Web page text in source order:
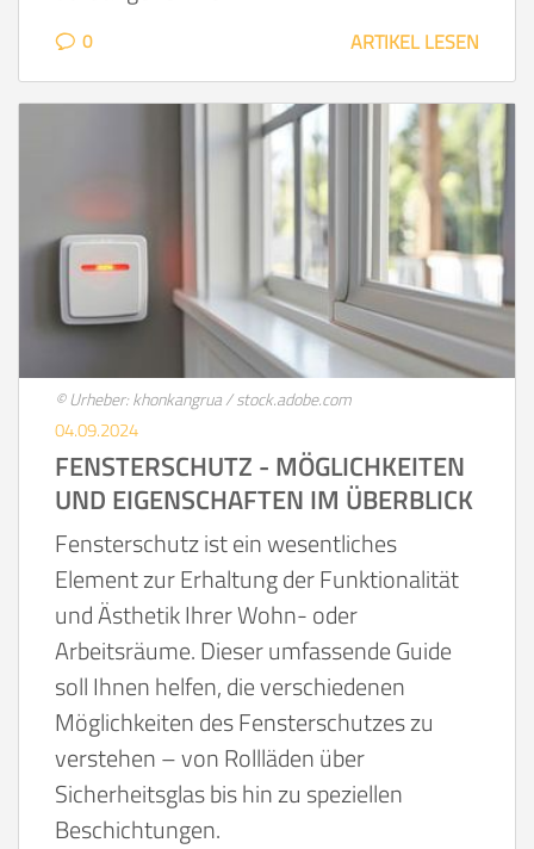
ARTIKEL LESEN
0
© Urheber: khonkangrua / stock.adobe.com
04.09.2024
FENSTERSCHUTZ - MÖGLICHKEITEN
UND EIGENSCHAFTEN IM ÜBERBLICK
Fensterschutz ist ein wesentliches
Element zur Erhaltung der Funktionalität
und Ästhetik Ihrer Wohn- oder
Arbeitsräume. Dieser umfassende Guide
soll Ihnen helfen, die verschiedenen
Möglichkeiten des Fensterschutzes zu
verstehen – von Rollläden über
Sicherheitsglas bis hin zu speziellen
Beschichtungen.